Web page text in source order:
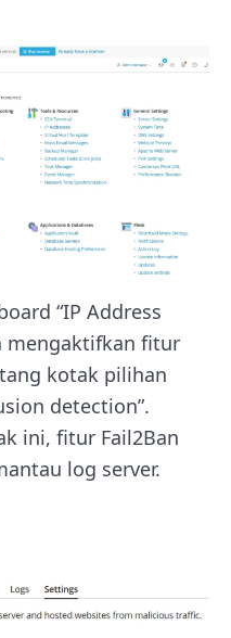
“IP Address
mengaktifkan fitur
kotak pilihan
detection”.
ini, fitur Fail2Ban
log server.